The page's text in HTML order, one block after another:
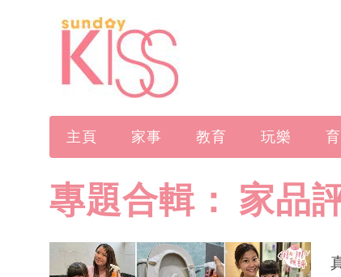
主頁 家事 教育 玩樂
專題合輯： 家品